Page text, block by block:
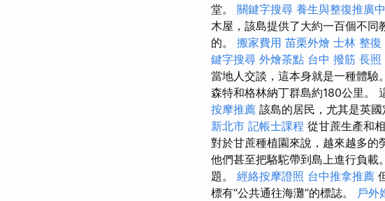
堂。 關鍵字搜尋 養生與整復推廣
木屋，該島提供了大約一百個不
的。 搬家費用 苗栗外燴 士林 整復
鍵字搜尋 外燴茶點 台中 撥筋 長照
當地人交談，這本身就是一種體驗
森特和格林納丁群島約180公里。
按摩推薦 該島的居民，尤其是英
新北市 記帳士課程 從甘蔗生產和
對於甘蔗種植園來說，越來越多的
他們甚至把駱駝帶到島上進行負載
題。 經絡按摩證照 台中推拿推薦
標有“公共通往海灘”的標誌。 戶外